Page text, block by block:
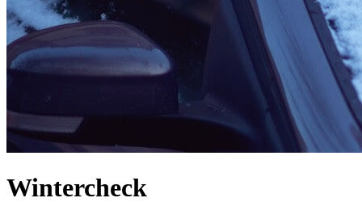
Wintercheck